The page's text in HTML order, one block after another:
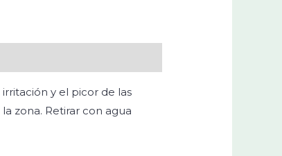
y el picor de las
zona. Retirar con agua